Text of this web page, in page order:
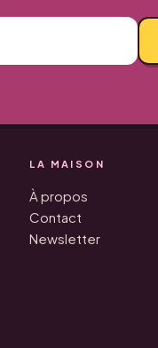
LA MAISON
À propos
Contact
Newsletter